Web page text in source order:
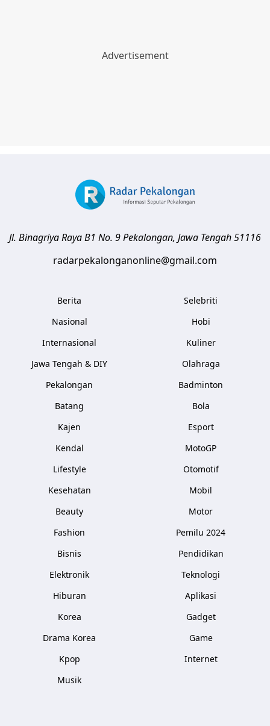
Jl. Binagriya Raya B1 No. 9Pekalongan, Jawa Tengah51116
radarpekalonganonline@gmail.com
Berita
Nasional
Internasional
Jawa Tengah & DIY
Pekalongan
Batang
Kajen
Kendal
Lifestyle
Kesehatan
Beauty
Fashion
Bisnis
Elektronik
Hiburan
Korea
Drama Korea
Kpop
Musik
Selebriti
Hobi
Kuliner
Olahraga
Badminton
Bola
Esport
MotoGP
Otomotif
Mobil
Motor
Pemilu 2024
Pendidikan
Teknologi
Aplikasi
Gadget
Game
Internet